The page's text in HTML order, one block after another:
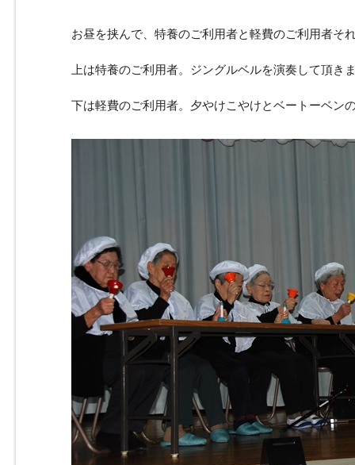
お昼を挟んで、特養のご利用者と軽費のご利用者そ
上は特養のご利用者。ジングルベルを演奏して頂き
下は軽費のご利用者。夕やけこやけとベートーベン